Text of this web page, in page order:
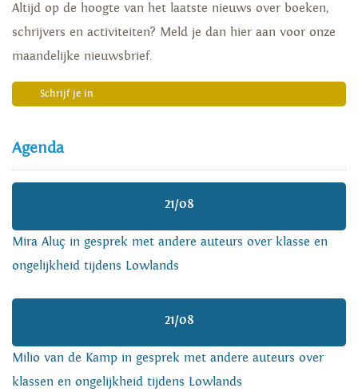
Altijd op de hoogte van het laatste nieuws over boeken,
schrijvers en activiteiten? Meld je dan hier aan voor onze
maandelijke nieuwsbrief.
Schrijf je in
Agenda
21/08
Mira Aluç in gesprek met andere auteurs over klasse en
ongelijkheid tijdens Lowlands
21/08
Milio van de Kamp in gesprek met andere auteurs over
klassen en ongelijkheid tijdens Lowlands